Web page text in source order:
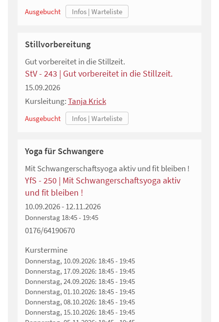
Ausgebucht
Stillvorbereitung
Gut vorbereitet in die Stillzeit.
StV - 243 | Gut vorbereitet in die Stillzeit.
15.09.2026
Kursleitung:Tanja Krick
Ausgebucht
Yoga für Schwangere
Mit Schwangerschaftsyoga aktiv und fit bleiben !
YfS - 250 | Mit Schwangerschaftsyoga aktiv
und fit bleiben !
10.09.2026 - 12.11.2026
Donnerstag 18:45 - 19:45
0176/64190670
Kurstermine
Donnerstag, 10.09.2026: 18:45 - 19:45
Donnerstag, 17.09.2026: 18:45 - 19:45
Donnerstag, 24.09.2026: 18:45 - 19:45
Donnerstag, 01.10.2026: 18:45 - 19:45
Donnerstag, 08.10.2026: 18:45 - 19:45
Donnerstag, 15.10.2026: 18:45 - 19:45